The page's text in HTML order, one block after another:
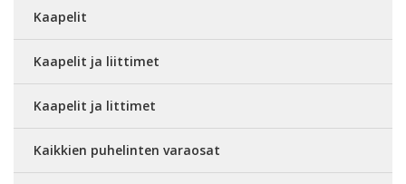
Kaapelit
Kaapelit ja liittimet
Kaapelit ja littimet
Kaikkien puhelinten varaosat